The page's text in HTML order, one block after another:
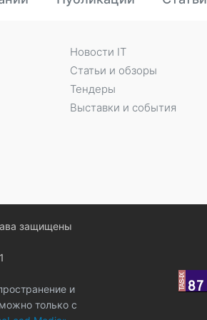
Новости IT
Статьи и обзоры
Тендеры
Выставки и события
защищены
и
только с